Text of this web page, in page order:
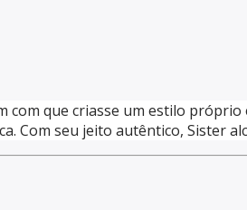
que criasse um estilo próprio e
Com seu jeito autêntico, Sister